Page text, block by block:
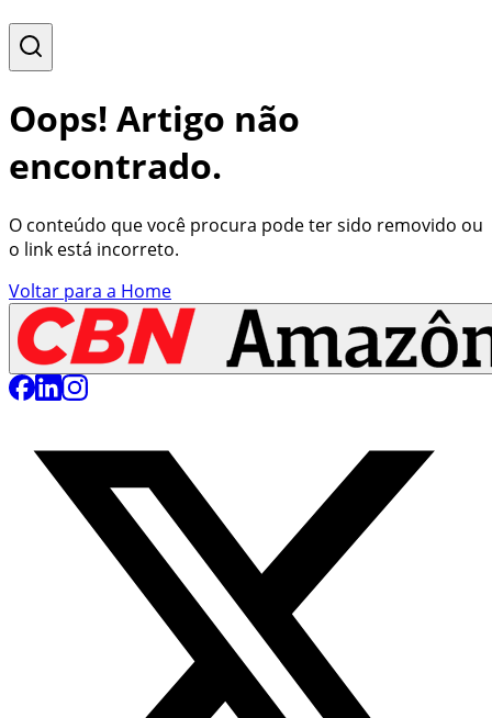
Oops! Artigo não
encontrado.
O conteúdo que você procura pode ter sido removido ou
o link está incorreto.
Voltar para a Home